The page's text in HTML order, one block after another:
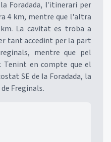
Foradada, l'itinerari per
4 km, mentre que l'altra
La cavitat es troba a
tant accedint per la part
mentre que pel
Tenint en compte que el
SE de la Foradada, la
Freginals.